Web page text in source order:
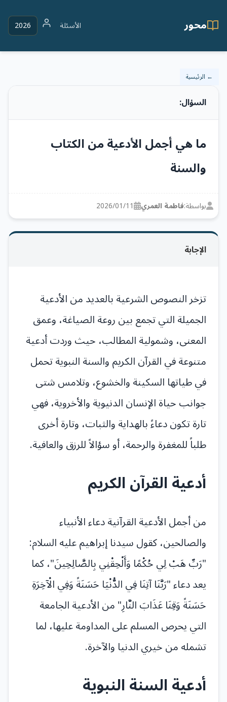
محور الأسئلة 2026
← الرئيسية
السؤال:
ما هي أجمل الأدعية من الكتاب
والسنة
بواسطة:فاطمة العمري 2026/01/11
الإجابة
تزخر النصوص الشرعية بالعديد من الأدعية
الجميلة التي تجمع بين روعة الصياغة، وعمق
المعنى، وشمولية المطالب، حيث وردت أدعية
متنوعة في القرآن الكريم والسنة النبوية تحمل
في طياتها السكينة والخشوع، وتلامس شتى
جوانب حياة الإنسان الدنيوية والأخروية، فهي
تارة تكون دعاءً بالهداية والثبات، وتارة أخرى
طلباً للمغفرة والرحمة، أو سؤالاً للرزق والعافية.
أدعية القرآن الكريم
من أجمل الأدعية القرآنية دعاء الأنبياء
والصالحين، كقول سيدنا إبراهيم عليه السلام:
"رَبِّ هَبْ لِي حُكْمًا وَأَلْحِقْنِي بِالصَّالِحِينَ"، كما
يعد دعاء "رَبَّنَا آتِنَا فِي الدُّنْيَا حَسَنَةً وَفِي الْآخِرَةِ
حَسَنَةً وَقِنَا عَذَابَ النَّارِ" من الأدعية الجامعة
التي يحرص المسلم على المداومة عليها، لما
تشمله من خيري الدنيا والآخرة.
أدعية السنة النبوية